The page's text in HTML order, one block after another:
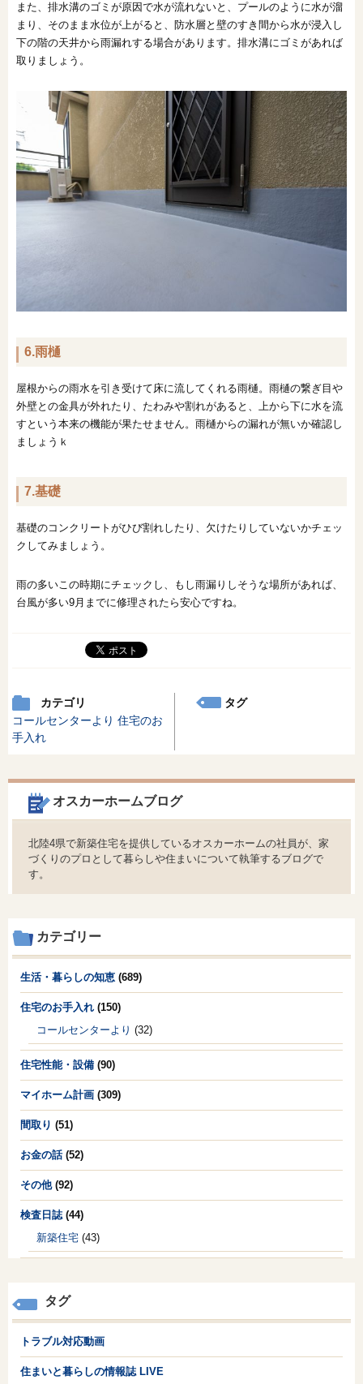
また、排水溝のゴミが原因で水が流れないと、プールのように水が溜
まり、そのまま水位が上がると、防水層と壁のすき間から水が浸入し
下の階の天井から雨漏れする場合があります。排水溝にゴミがあれば
取りましょう。
6.雨樋
屋根からの雨水を引き受けて床に流してくれる雨樋。雨樋の繋ぎ目や
外壁との金具が外れたり、たわみや割れがあると、上から下に水を流
すという本来の機能が果たせません。雨樋からの漏れが無いか確認し
ましょうｋ
7.基礎
基礎のコンクリートがひび割れしたり、欠けたりしていないかチェッ
クしてみましょう。
雨の多いこの時期にチェックし、もし雨漏りしそうな場所があれば、
台風が多い9月までに修理されたら安心ですね。
カテゴリ
コールセンターより 住宅のお
手入れ
タグ
オスカーホームブログ
北陸4県で新築住宅を提供しているオスカーホームの社員が、家
づくりのプロとして暮らしや住まいについて執筆するブログで
す。
カテゴリー
生活・暮らしの知恵 (689)
住宅のお手入れ (150)
コールセンターより (32)
住宅性能・設備 (90)
マイホーム計画 (309)
間取り (51)
お金の話(52)
その他(92)
検査日誌 (44)
新築住宅 (43)
タグ
トラブル対応動画
住まいと暮らしの情報誌 LIVE